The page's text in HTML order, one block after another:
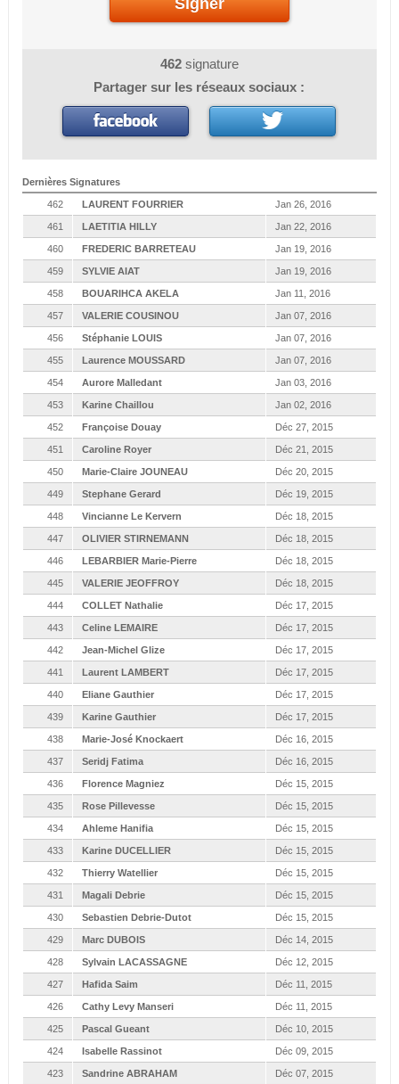
462signature
Partager sur les réseaux sociaux :
Dernières Signatures
462 LAURENT FOURRIER Jan 26, 2016
461 LAETITIA HILLY Jan 22, 2016
460 FREDERIC BARRETEAU Jan 19, 2016
459 SYLVIE AIAT Jan 19, 2016
458 BOUARIHCA AKELA Jan 11, 2016
457 VALERIE COUSINOU Jan 07, 2016
456 Stéphanie LOUIS Jan 07, 2016
455 Laurence MOUSSARD Jan 07, 2016
454 Aurore Malledant Jan 03, 2016
453 Karine Chaillou Jan 02, 2016
452 Françoise Douay Déc 27, 2015
451 Caroline Royer Déc 21, 2015
450 Marie-Claire JOUNEAU Déc 20, 2015
449 Stephane Gerard Déc 19, 2015
448 Vincianne Le Kervern Déc 18, 2015
447 OLIVIER STIRNEMANN Déc 18, 2015
446 LEBARBIER Marie-Pierre Déc 18, 2015
445 VALERIE JEOFFROY Déc 18, 2015
444 COLLET Nathalie Déc 17, 2015
443 Celine LEMAIRE Déc 17, 2015
442 Jean-Michel Glize Déc 17, 2015
441 Laurent LAMBERT Déc 17, 2015
440 Eliane Gauthier Déc 17, 2015
439 Karine Gauthier Déc 17, 2015
438 Marie-José Knockaert Déc 16, 2015
437 Seridj Fatima Déc 16, 2015
436 Florence Magniez Déc 15, 2015
435 Rose Pillevesse Déc 15, 2015
434 Ahleme Hanifia Déc 15, 2015
433 Karine DUCELLIER Déc 15, 2015
432 Thierry Watellier Déc 15, 2015
431 Magali Debrie Déc 15, 2015
430 Sebastien Debrie-Dutot Déc 15, 2015
429 Marc DUBOIS Déc 14, 2015
428 Sylvain LACASSAGNE Déc 12, 2015
427 Hafida Saim Déc 11, 2015
426 Cathy Levy Manseri Déc 11, 2015
425 Pascal Gueant Déc 10, 2015
424 Isabelle Rassinot Déc 09, 2015
423 Sandrine ABRAHAM Déc 07, 2015